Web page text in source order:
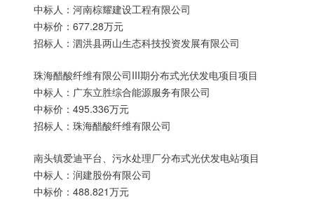
中标人：河南棕耀建设工程有限公司
中标价：677.28万元
招标人：泗洪县两山生态科技投资发展有限公司
珠海醋酸纤维有限公司III期分布式光伏发电项目项目
中标人：广东立胜综合能源服务有限公司
中标价：495.336万元
招标人：珠海醋酸纤维有限公司
南头镇爱迪平台、污水处理厂分布式光伏发电站项目
中标人：润建股份有限公司
中标价：488.821万元